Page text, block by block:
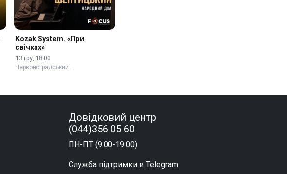
Kozak System. «При
свічках»
13 гру, 18:00
Червоноградський …
Довідковий центр
(044)356 05 60
ПН-ПТ (9:00-19:00)
Служба підтримки в Telegram